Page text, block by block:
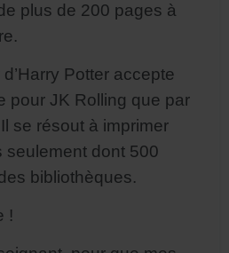
plus de 200 pages à
Potter accepte
pour JK Rolling que par
se résout à imprimer
seulement dont 500
bibliothèques.
!